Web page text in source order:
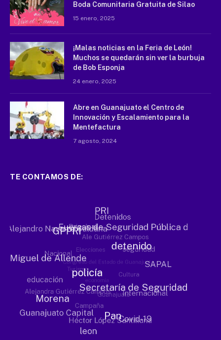
Boda Comunitaria Gratuita de Silao
15 enero, 2025
¡Malas noticias en la Feria de León!
Muchos se quedarán sin ver la burbuja
de Bob Esponja
24 enero, 2025
Abre en Guanajuato el Centro de
Innovación y Escalamiento para la
Mentefactura
7 agosto, 2024
TE CONTAMOS DE: